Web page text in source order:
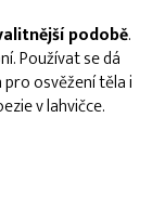
podobě.
Používat se dá
osvěžení těla i
v lahvičce.